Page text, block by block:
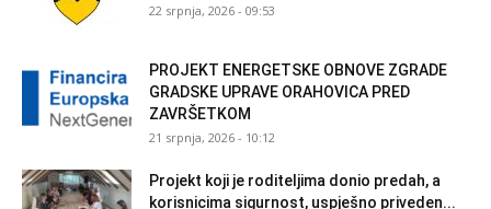
22 srpnja, 2026 - 09:53
PROJEKT ENERGETSKE OBNOVE ZGRADE
GRADSKE UPRAVE ORAHOVICA PRED
ZAVRŠETKOM
21 srpnja, 2026 - 10:12
Projekt koji je roditeljima donio predah, a
korisnicima sigurnost, uspješno priveden...